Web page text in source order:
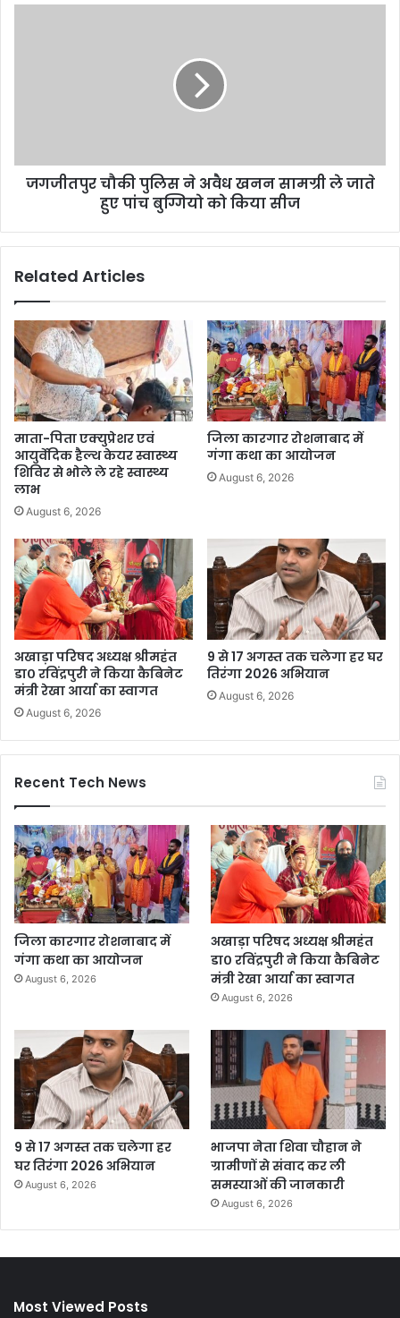
जगजीतपुर चौकी पुलिस ने अवैध खनन सामग्री ले जाते
हुए पांच बुग्गियो को किया सीज
Related Articles
माता-पिता एक्युप्रेशर एवं
आयुर्वेदिक हैल्थ केयर स्वास्थ्य
शिविर से भोले ले रहे स्वास्थ्य
लाभ
August 6, 2026
जिला कारगार रोशनाबाद में
गंगा कथा का आयोजन
August 6, 2026
अखाड़ा परिषद अध्यक्ष श्रीमहंत
डा० रविंद्रपुरी ने किया कैबिनेट
मंत्री रेखा आर्या का स्वागत
August 6, 2026
9 से 17 अगस्त तक चलेगा हर घर
तिरंगा 2026 अभियान
August 6, 2026
Recent Tech News
जिला कारगार रोशनाबाद में
गंगा कथा का आयोजन
August 6, 2026
अखाड़ा परिषद अध्यक्ष श्रीमहंत
डा० रविंद्रपुरी ने किया कैबिनेट
मंत्री रेखा आर्या का स्वागत
August 6, 2026
9 से 17 अगस्त तक चलेगा हर
घर तिरंगा 2026 अभियान
August 6, 2026
भाजपा नेता शिवा चौहान ने
ग्रामीणों से संवाद कर ली
समस्याओं की जानकारी
August 6, 2026
Most Viewed Posts